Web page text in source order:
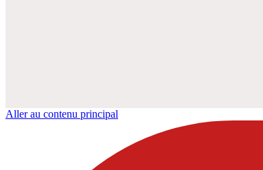
Aller au contenu principal